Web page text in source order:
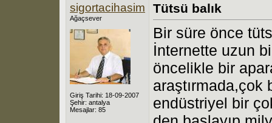
sigortacihasim
Ağaçsever
Giriş Tarihi: 18-09-2007
Şehir: antalya
Mesajlar: 85
Tütsü balık
Bir süre önce
İnternette uzun
öncelikle bir
endüstriyel bir